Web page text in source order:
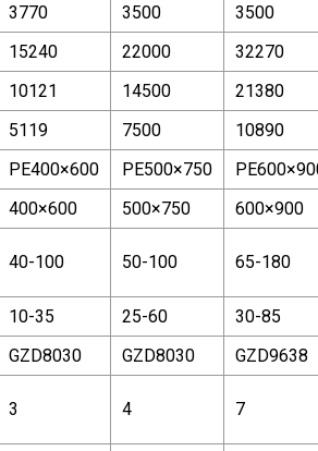
3770 3500 3500
15240 22000 32270
10121 14500 21380
5119 7500 10890
PE400×600 PE500×750
400×600 500×750 600×900
40-100 50-100 65-180
10-35 25-60 30-85
GZD8030 GZD8030 GZD9638
3 4 7